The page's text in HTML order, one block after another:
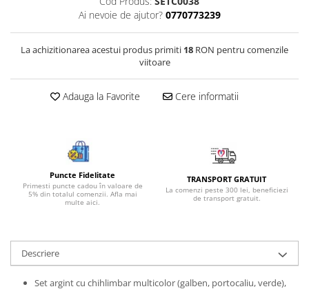
Bijuterii opal
Bijuterii peridot
Bijuterii perle
Bijuterii piatra lunii
Bijuterii rodocrozit
Bijuterii rubin
Bijuterii safir
Bijuterii sidef si abalone
Bijuterii sodalit
Bijuterii spinel
Ai nevoie de ajutor? 0770773239
La achizitionarea acestui produs primiti 18 RON pentru comenzile
viitoare
Adauga la Favorite Cere informatii
Puncte Fidelitate
Primesti puncte cadou în valoare de
5% din totalul comenzii. Afla mai
multe aici.
TRANSPORT GRATUIT
La comenzi peste 300 lei, beneficiezi
de transport gratuit.
Descriere
Set argint cu chihlimbar multicolor (galben, portocaliu, verde),